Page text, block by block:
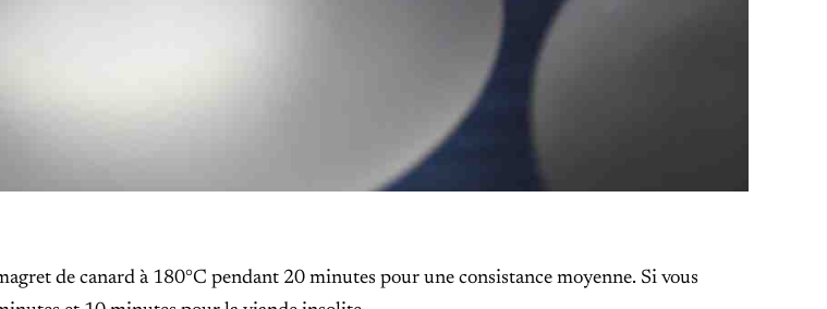
de canard à 180°C pendant 20 minutes pour une consistance moyenne. Si vous